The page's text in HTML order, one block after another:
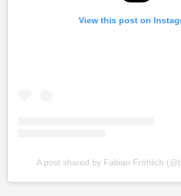
View this post on
A post shared by Fabian Fröhlich